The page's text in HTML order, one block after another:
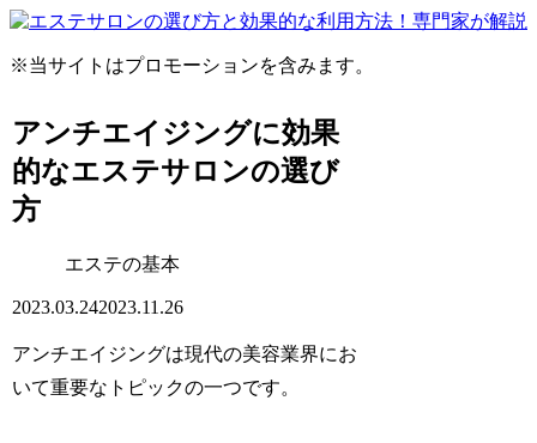
※当サイトはプロモーションを含みます。
アンチエイジングに効果
的なエステサロンの選び
方
エステの基本
2023.03.242023.11.26
アンチエイジングは現代の美容業界にお
いて重要なトピックの一つです。